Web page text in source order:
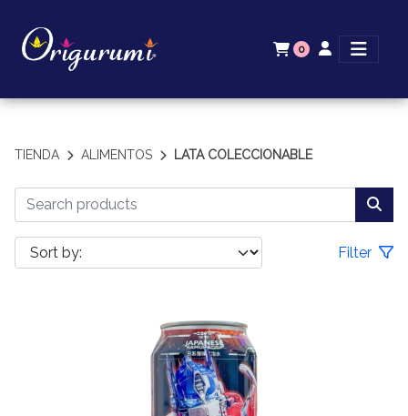
0
TIENDA ALIMENTOS LATA COLECCIONABLE
Filter